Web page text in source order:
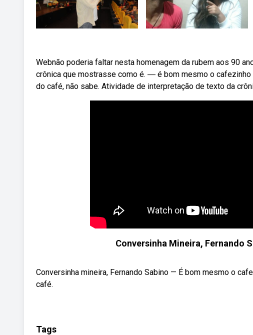
Webnão poderia faltar nesta homenagem da rubem aos 90
crônica que mostrasse como é. ― é bom mesmo o
do café, não sabe. Atividade de interpretação de texto da
Conversinha Mineira, Fernando
Conversinha mineira, Fernando Sabino — É bom mesmo o
café.
Tags